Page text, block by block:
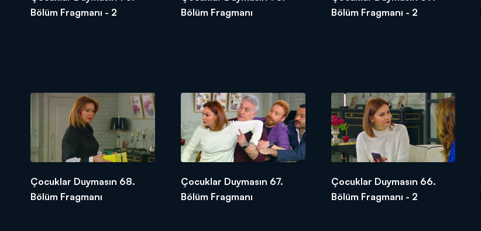
Bölüm Fragmanı - 2
Bölüm Fragmanı
Bölüm Fragmanı - 2
Çocuklar Duymasın 68.
Bölüm Fragmanı
Çocuklar Duymasın 67.
Bölüm Fragmanı
Çocuklar Duymasın 66.
Bölüm Fragmanı - 2